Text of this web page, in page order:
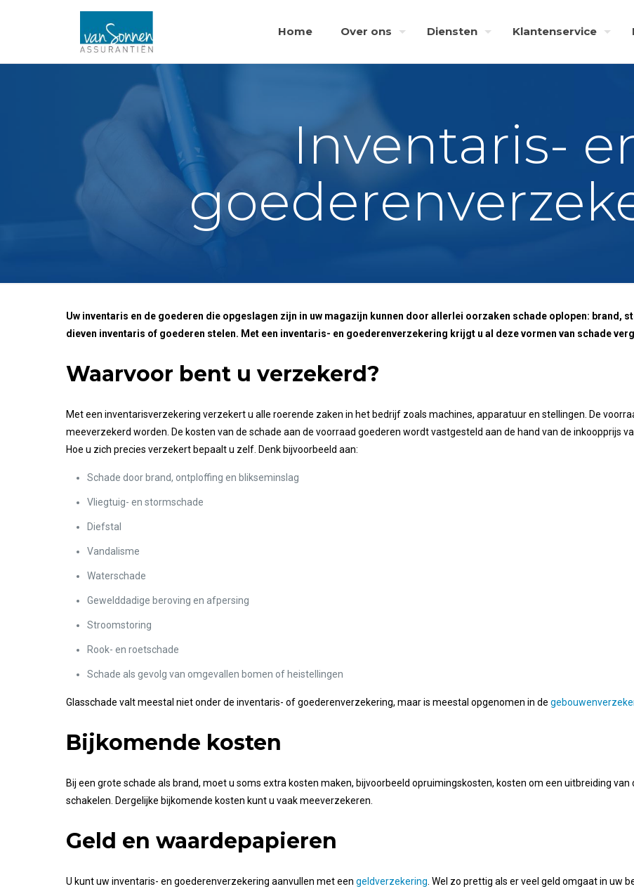
Home Over ons Diensten Klantenservice
Inventaris-
Uw inventaris en de goederen die opgeslagen zijn in uw magazijn kunnen door allerlei oorzaken schade oplopen: brand,
dieven inventaris of goederen stelen. Met een inventaris- en goederenverzekering krijgt u al deze vormen van schade
Waarvoor bent u verzekerd?
Met een inventarisverzekering verzekert u alle roerende zaken in het bedrijf zoals machines, apparatuur en stellingen. De
meeverzekerd worden. De kosten van de schade aan de voorraad goederen wordt vastgesteld aan de hand van de inkoopprijs
Hoe u zich precies verzekert bepaalt u zelf. Denk bijvoorbeeld aan:
Schade door brand, ontploffing en blikseminslag
Vliegtuig- en stormschade
Diefstal
Vandalisme
Waterschade
Gewelddadige beroving en afpersing
Stroomstoring
Rook- en roetschade
Schade als gevolg van omgevallen bomen of heistellingen
Glasschade valt meestal niet onder de inventaris- of goederenverzekering, maar is meestal opgenomen in de
Bijkomende kosten
Bij een grote schade als brand, moet u soms extra kosten maken, bijvoorbeeld opruimingskosten, kosten om een uitbreiding
schakelen. Dergelijke bijkomende kosten kunt u vaak meeverzekeren.
Geld en waardepapieren
U kunt uw inventaris- en goederenverzekering aanvullen met een geldverzekering . Wel zo prettig als er veel geld omgaat in uw